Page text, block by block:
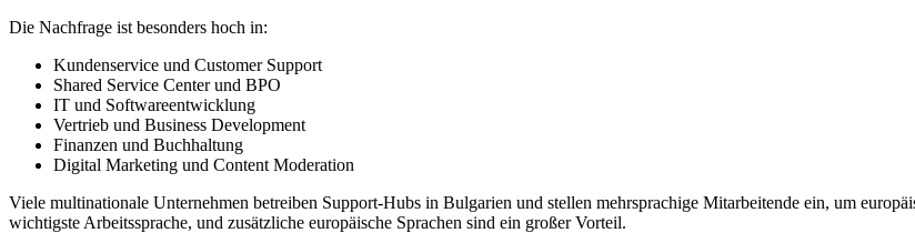
Die Nachfrage ist besonders hoch in:
Kundenservice und Customer Support
Shared Service Center und BPO
IT und Softwareentwicklung
Vertrieb und Business Development
Finanzen und Buchhaltung
Digital Marketing und Content Moderation
Viele multinationale Unternehmen betreiben Support-Hubs in Bulgarien und stellen mehrsprachige Mitarbeitende ein, um
wichtigste Arbeitssprache, und zusätzliche europäische Sprachen sind ein großer Vorteil.